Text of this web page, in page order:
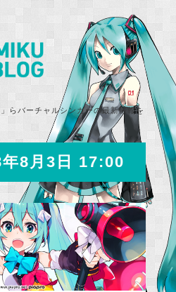
らバーチャルシンガーの最新情報を
8月3日 17:00